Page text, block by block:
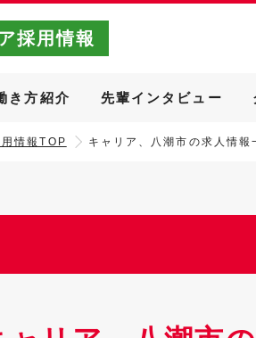
採用情報
き方紹介 先輩インタビュー
情報TOP キャリア、八潮市の求人情報